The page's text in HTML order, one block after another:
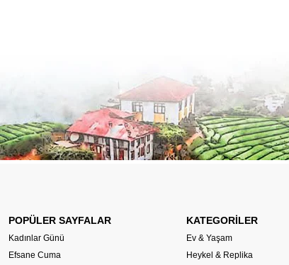
POPÜLER SAYFALAR
Kadınlar Günü
Efsane Cuma
KATEGORİLER
Ev & Yaşam
Heykel & Replika